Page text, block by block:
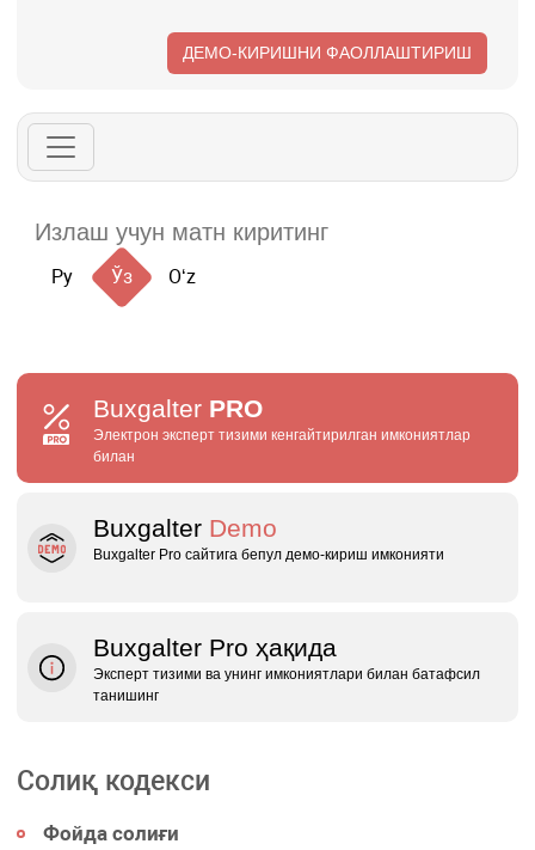
ДЕМО-КИРИШНИ ФАОЛЛАШТИРИШ
Ру Ўз Oʻz
Buxgalter PRO
Электрон эксперт тизими кенгайтирилган имкониятлар
билан
Buxgalter Demo
Buxgalter Pro сайтига бепул демо‑кириш имконияти
Buxgalter Pro ҳақида
Эксперт тизими ва унинг имкониятлари билан батафсил
танишинг
Солиқ кодекси
Фойда солиғи